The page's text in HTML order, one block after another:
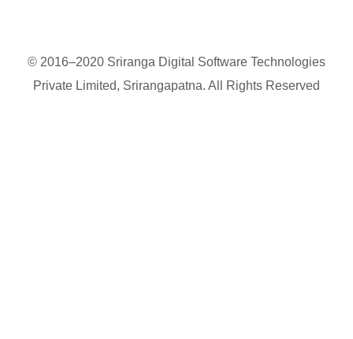
© 2016–2020 Sriranga Digital Software Technologies
Private Limited, Srirangapatna. All Rights Reserved